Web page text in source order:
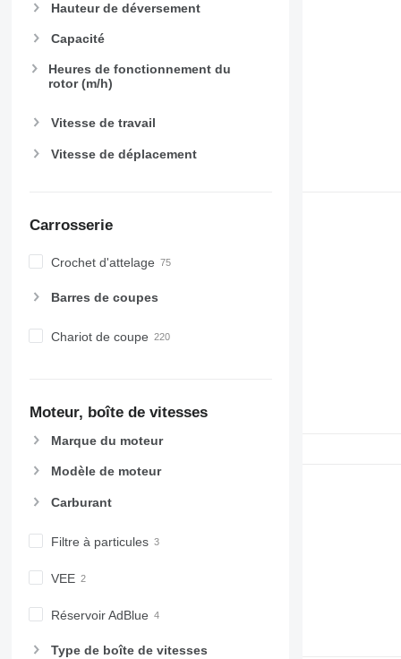
Hauteur de déversement
Capacité
Heures de fonctionnement du
rotor (m/h)
Vitesse de travail
Vitesse de déplacement
Carrosserie
Crochet d'attelage
Barres de coupes
Chariot de coupe
Moteur, boîte de vitesses
Marque du moteur
Modèle de moteur
Carburant
Filtre à particules
VEE
Réservoir AdBlue
Type de boîte de vitesses